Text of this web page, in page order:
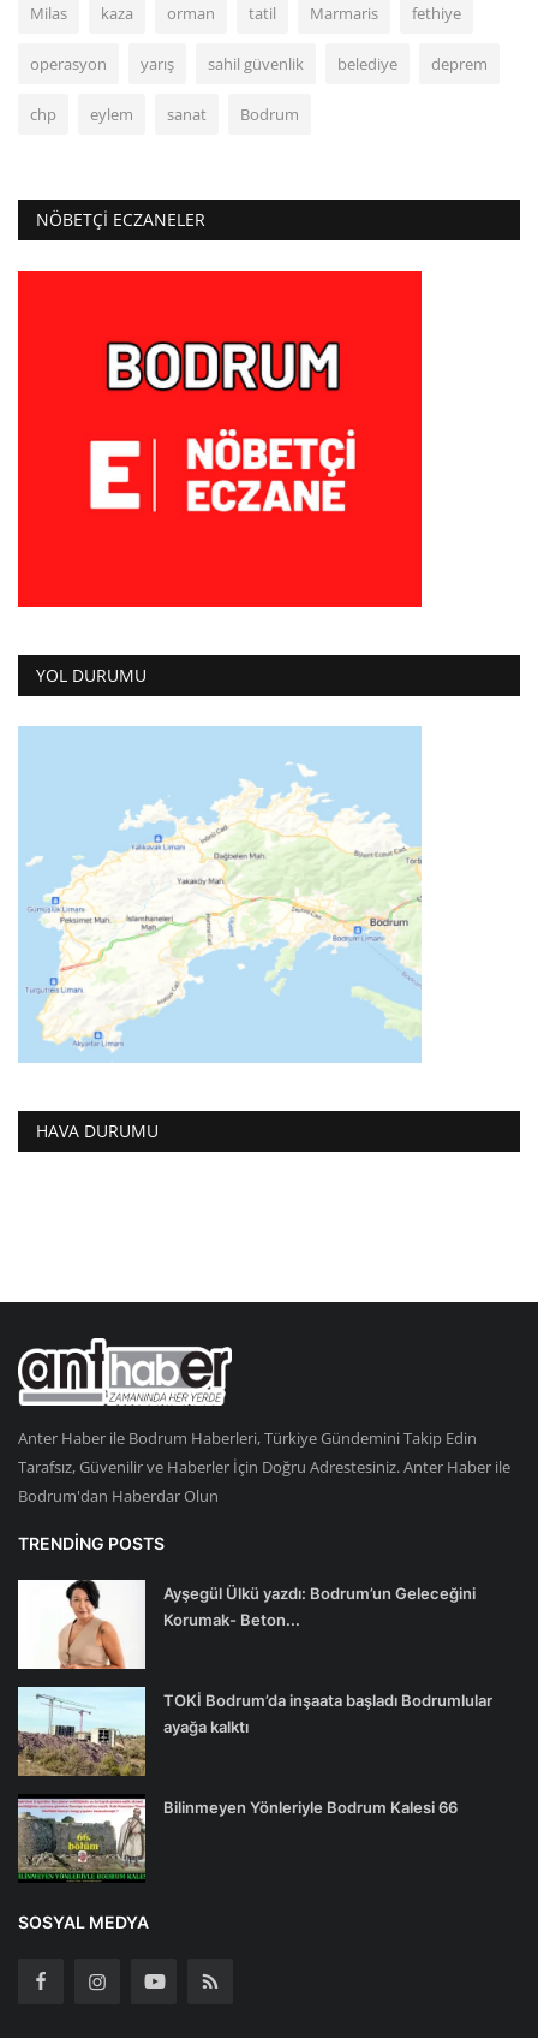
Milas kaza orman tatil Marmaris fethiye
operasyon yarış sahil güvenlik belediye deprem
chp eylem sanat Bodrum
NÖBETÇI ECZANELER
YOL DURUMU
HAVA DURUMU
Anter Haber ile Bodrum Haberleri, Türkiye Gündemini Takip Edin
Tarafsız, Güvenilir ve Haberler İçin Doğru Adrestesiniz. Anter Haber ile
Bodrum'dan Haberdar Olun
TRENDING POSTS
Ayşegül Ülkü yazdı: Bodrum’un Geleceğini
Korumak- Beton...
TOKİ Bodrum’da inşaata başladı Bodrumlular
ayağa kalktı
Bilinmeyen Yönleriyle Bodrum Kalesi 66
SOSYAL MEDYA